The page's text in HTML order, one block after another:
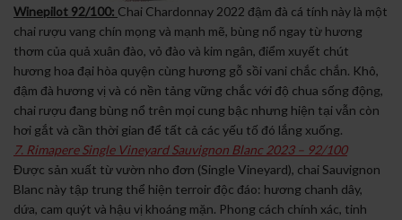
Winepilot 92/100: Chai Chardonnay 2022 đậm đà cá tính này là một
chai rượu vang chín mọng và mạnh mẽ, bùng nổ ngay từ hương
thơm của quả xuân đào, vỏ đào và kim ngân, điểm xuyết chút
hương hoa đại hòa quyện cùng hương gỗ sồi vani chắc chắn. Khô,
đậm đà hương vị và có nền tảng vững chắc với độ chua sống động,
chai rượu đang bùng nổ trên mọi cung bậc nhưng hiện tại vẫn còn
hơi gắt và cần thời gian để tất cả các yếu tố đó lắng xuống.
7. Rimapere Single Vineyard Sauvignon Blanc 2023 – 92/100
Được sản xuất từ vườn nho đơn (Single Vineyard), chai Sauvignon
Blanc này tập trung thể hiện terroir độc đáo: hương chanh dây,
dứa, cam quýt và hậu vị khoáng mặn. Phong cách chính xác, tinh